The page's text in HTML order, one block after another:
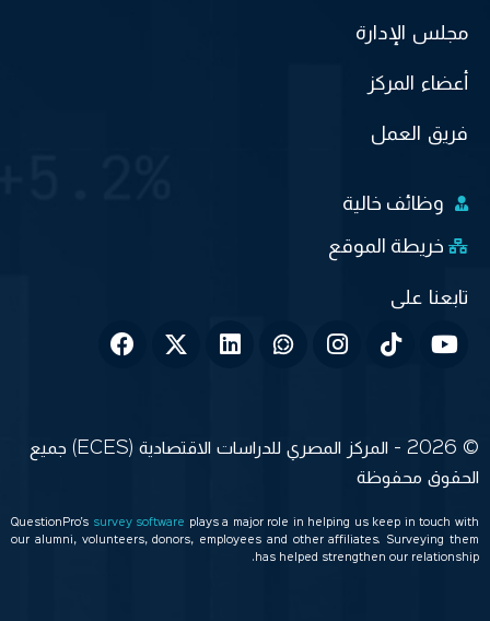
مجلس الإدارة
أعضاء المركز
فريق العمل
وظائف خالية
خريطة الموقع
© 2026 - المركز المصري للدراسات الاقتصادية (ECES) جميع
الحقوق محفوظة
QuestionPro’s survey software
plays a major role in helping us keep in touch with
our alumni, volunteers, donors, employees and other affiliates. Surveying them
has helped strengthen our relationship.